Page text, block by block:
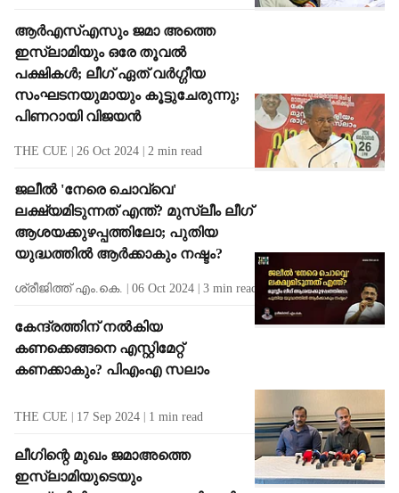
ആര്‍എസ്എസും ജമാ അത്തെ
ഇസ്ലാമിയും ഒരേ തൂവല്‍
പക്ഷികള്‍; ലീഗ് ഏത് വര്‍ഗ്ഗീയ
സംഘടനയുമായും കൂട്ടുചേരുന്നു;
പിണറായി വിജയൻ
THE CUE 26 Oct 2024 2 min read
ജലീല്‍ 'നേരെ ചൊവ്വെ'
ലക്ഷ്യമിടുന്നത് എന്ത്? മുസ്ലീം ലീഗ്
ആശയക്കുഴപ്പത്തിലോ; പുതിയ
യുദ്ധത്തില്‍ ആര്‍ക്കാകും നഷ്ടം?
ശ്രീജിത്ത് എം.കെ. 06 Oct 2024 3 min read
കേന്ദ്രത്തിന് നല്‍കിയ
കണക്കെങ്ങനെ എസ്റ്റിമേറ്റ്
കണക്കാകും? പിഎംഎ സലാം
THE CUE 17 Sep 2024 1 min read
ലീഗിന്റെ മുഖം ജമാഅത്തെ
ഇസ്ലാമിയുടെയും